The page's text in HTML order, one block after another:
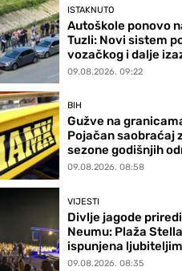
ISTAKNUTO
Autoškole ponovo
Tuzli: Novi sistem
vozačkog i dalje
09.08.2026. 09:22
BIH
Gužve na
Pojačan saobraćaj
sezone godišnjih
09.08.2026. 08:58
VIJESTI
Divlje jagode
Neumu: Plaža
ispunjena
09.08.2026. 08:35